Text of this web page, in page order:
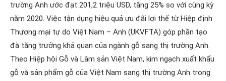
trường Anh ước đạt 201,2 triệu USD, tăng 25% so với cùng kỳ
năm 2020. Việc tận dụng hiệu quả ưu đãi lợi thế từ Hiệp định
Thương mại tự do Việt Nam – Anh (UKVFTA) góp phần tạo
đà tăng trưởng khả quan của ngành gỗ sang thị trường Anh.
Theo Hiệp hội Gỗ và Lâm sản Việt Nam, kim ngạch xuất khẩu
gỗ và sản phẩm gỗ của Việt Nam sang thị trường Anh trong